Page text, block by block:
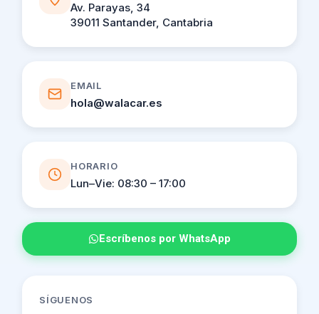
Av. Parayas, 34
39011 Santander, Cantabria
EMAIL
hola@walacar.es
HORARIO
Lun–Vie: 08:30 – 17:00
Escríbenos por WhatsApp
SÍGUENOS